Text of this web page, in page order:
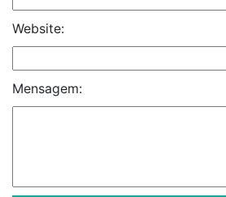
Website:
Mensagem: